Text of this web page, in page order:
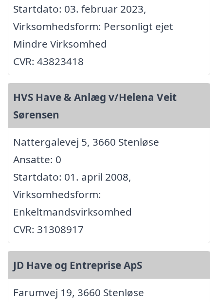
Startdato: 03. februar 2023,
Virksomhedsform: Personligt ejet
Mindre Virksomhed
CVR: 43823418
HVS Have & Anlæg v/Helena Veit
Sørensen
Nattergalevej 5, 3660 Stenløse
Ansatte: 0
Startdato: 01. april 2008,
Virksomhedsform:
Enkeltmandsvirksomhed
CVR: 31308917
JD Have og Entreprise ApS
Farumvej 19, 3660 Stenløse